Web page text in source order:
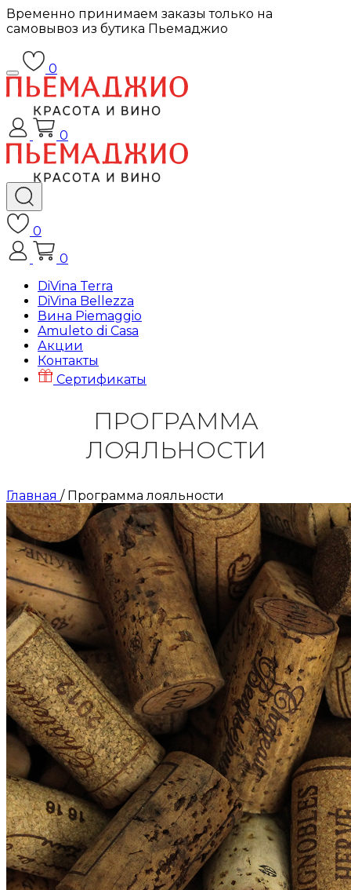
Временно принимаем заказы только на
самовывоз из бутика Пьемаджио
0
0
0
0
DiVina Terra
DiVina Bellezza
Вина Piemaggio
Amuleto di Casa
Акции
Контакты
Сертификаты
ПРОГРАММА
ЛОЯЛЬНОСТИ
Главная / Программа лояльности